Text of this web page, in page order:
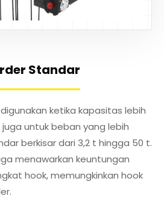
Standar
ketika kapasitas lebih
untuk beban yang lebih
berkisar dari 3,2 t hingga 50 t.
menawarkan keuntungan
hook, memungkinkan hook